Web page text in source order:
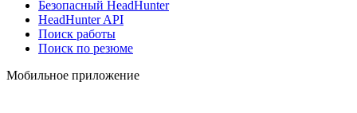
Безопасный HeadHunter
HeadHunter API
Поиск работы
Поиск по резюме
Мобильное приложение